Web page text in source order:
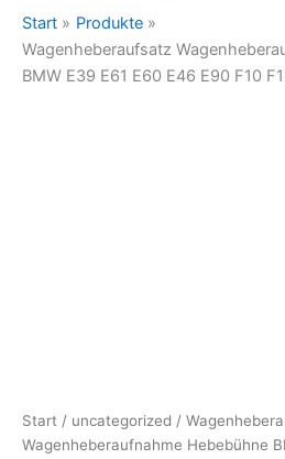
Start
Produkte
Wagenheberaufsatz
BMW E39 E61 E60 E46 E90 F10
Start / uncategorized /
Wagenheberaufnahme Hebebühne